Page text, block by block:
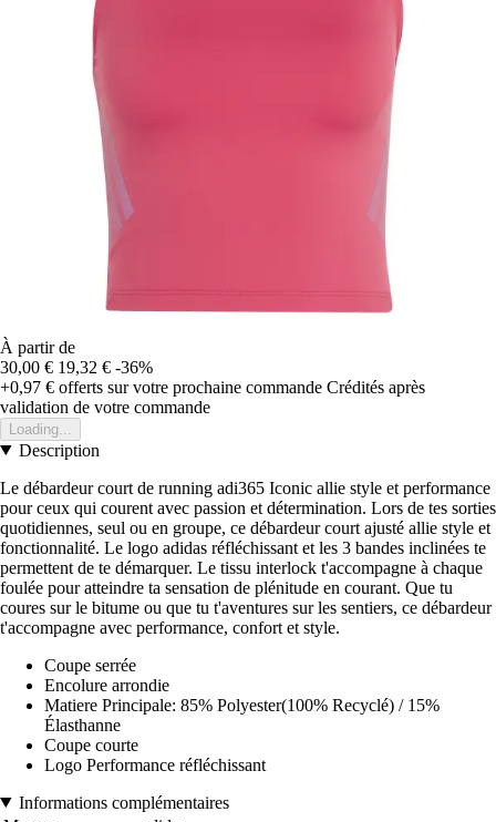
À partir de
30,00 € 19,32 € -36%
+0,97 € offerts sur votre prochaine commande Crédités après
validation de votre commande
Loading...
Description
Le débardeur court de running adi365 Iconic allie style et performance
pour ceux qui courent avec passion et détermination. Lors de tes sorties
quotidiennes, seul ou en groupe, ce débardeur court ajusté allie style et
fonctionnalité. Le logo adidas réfléchissant et les 3 bandes inclinées te
permettent de te démarquer. Le tissu interlock t'accompagne à chaque
foulée pour atteindre ta sensation de plénitude en courant. Que tu
coures sur le bitume ou que tu t'aventures sur les sentiers, ce débardeur
t'accompagne avec performance, confort et style.
Coupe serrée
Encolure arrondie
Matiere Principale: 85% Polyester(100% Recyclé) / 15%
Élasthanne
Coupe courte
Logo Performance réfléchissant
Informations complémentaires